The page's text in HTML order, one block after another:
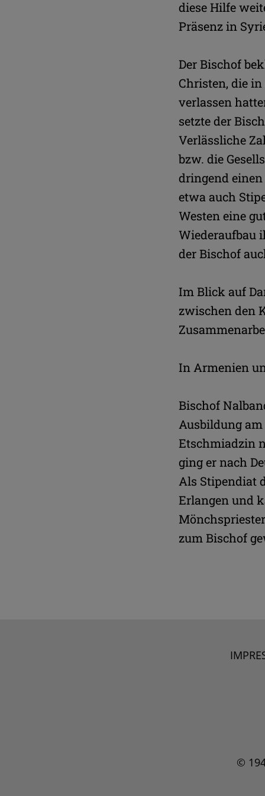
diese Hilfe
Präsenz in
Der Bischof
Christen, die
verlassen
setzte der
Verlässliche
bzw. die
dringend
etwa auch
Westen eine
Wiederaufbau
der Bischof
Im Blick auf
zwischen den
In Armenien
Bischof
Ausbildung
Etschmiadzin
ging er nach
Als Stipendiat
Erlangen und
zum Bischof
©